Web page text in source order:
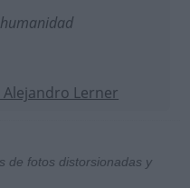
Lerner
de fotos distorsionadas y